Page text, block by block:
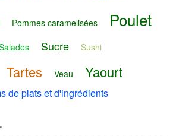
Pommes caramelisées Poulet
Sucre Sushi
Tartes Veau Yaourt
de plats et d'ingrédients